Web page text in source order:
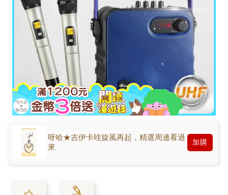
呀哈★吉伊卡哇旋風再起，精選周邊看過
來
加購